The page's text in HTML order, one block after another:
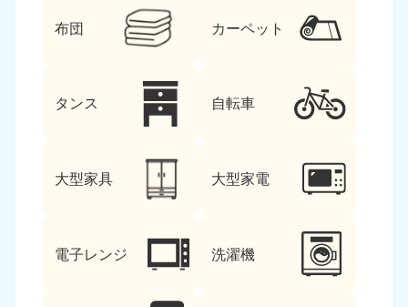
布団 カーペット
タンス 自転車
大型家具 大型家電
電子レンジ 洗濯機